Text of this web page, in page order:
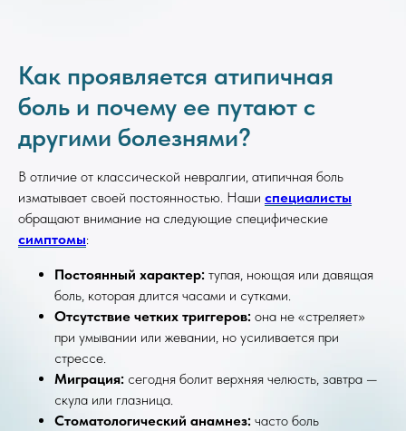
Как проявляется атипичная
боль и почему ее путают с
другими болезнями?
В отличие от классической невралгии, атипичная боль
изматывает своей постоянностью. Наши специалисты
обращают внимание на следующие специфические
симптомы:
Постоянный характер: тупая, ноющая или давящая
боль, которая длится часами и сутками.
Отсутствие четких триггеров: она не «стреляет»
при умывании или жевании, но усиливается при
стрессе.
Миграция: сегодня болит верхняя челюсть, завтра —
скула или глазница.
Стоматологический анамнез: часто боль